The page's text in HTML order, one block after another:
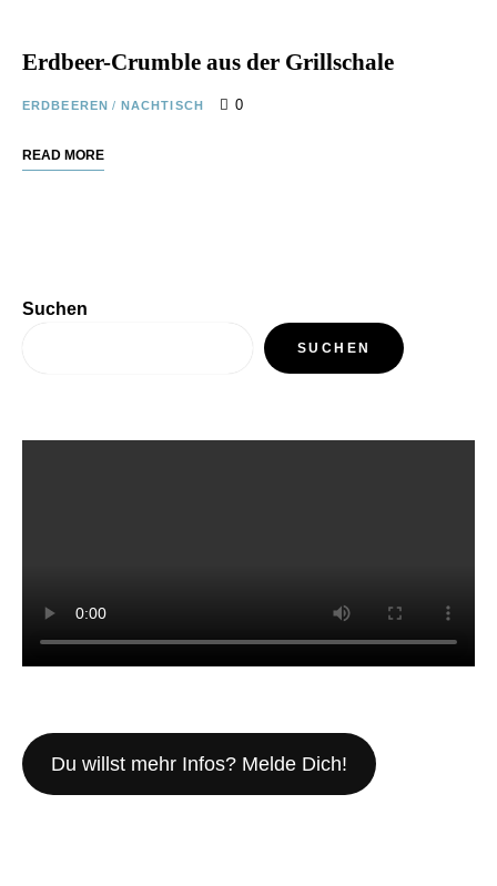
Erdbeer-Crumble aus der Grillschale
ERDBEEREN / NACHTISCH 0
READ MORE
Suchen
SUCHEN
Du willst mehr Infos? Melde Dich!